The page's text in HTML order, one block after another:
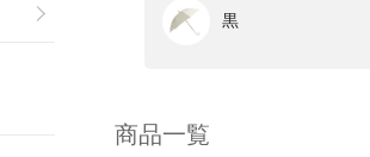
黒
商品一覧